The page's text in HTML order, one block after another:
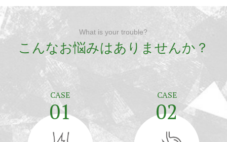
What is your trouble?
こんなお悩みはありませんか？
CASE
01
CASE
02